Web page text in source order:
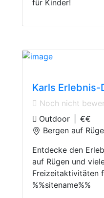
für Kinder!
Karls
Noch nicht
Outdoor
€€
Bergen auf
Entdecke den
auf Rügen und
Freizeitaktivitäten
%%sitename%%